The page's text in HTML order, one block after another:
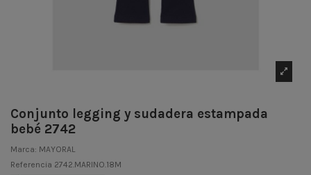
Conjunto legging y sudadera estampada
bebé 2742
Marca: MAYORAL
Referencia 2742.MARINO.18M